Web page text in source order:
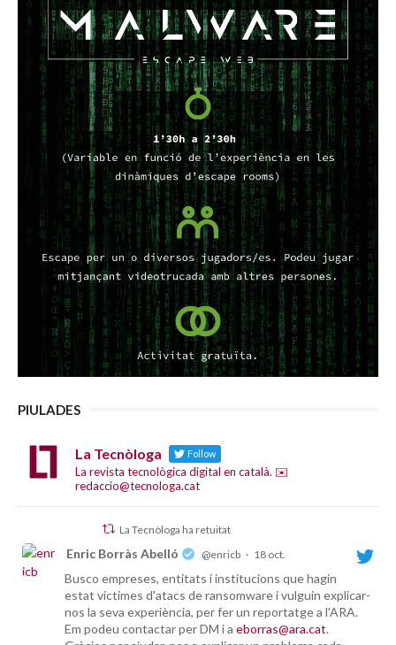
PIULADES
La Tecnòloga Follow
La revista tecnològica digital en català. ✉️
redaccio@tecnologa.cat
La Tecnòloga ha retuitat
Enric Borràs Abelló @enricb · 18 oct.
Busco empreses, entitats i institucions que hagin
estat víctimes d'atacs de ransomware i vulguin explicar-
nos la seva experiència, per fer un reportatge a l'ARA.
Em podeu contactar per DM i a eborras@ara.cat.